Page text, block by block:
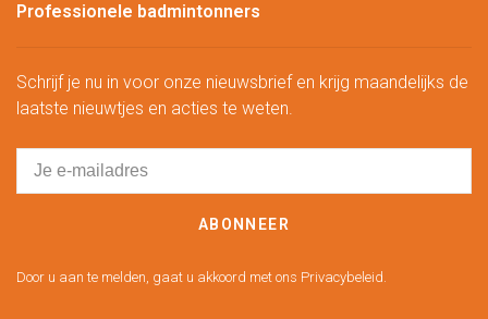
Professionele badmintonners
Schrijf je nu in voor onze nieuwsbrief en krijg maandelijks de
laatste nieuwtjes en acties te weten.
ABONNEER
Door u aan te melden, gaat u akkoord met ons Privacybeleid.